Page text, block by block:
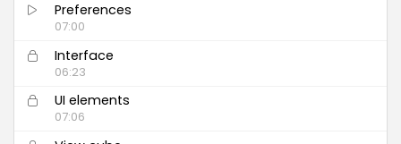
Preferences
07:00
Interface
06:23
UI elements
07:06